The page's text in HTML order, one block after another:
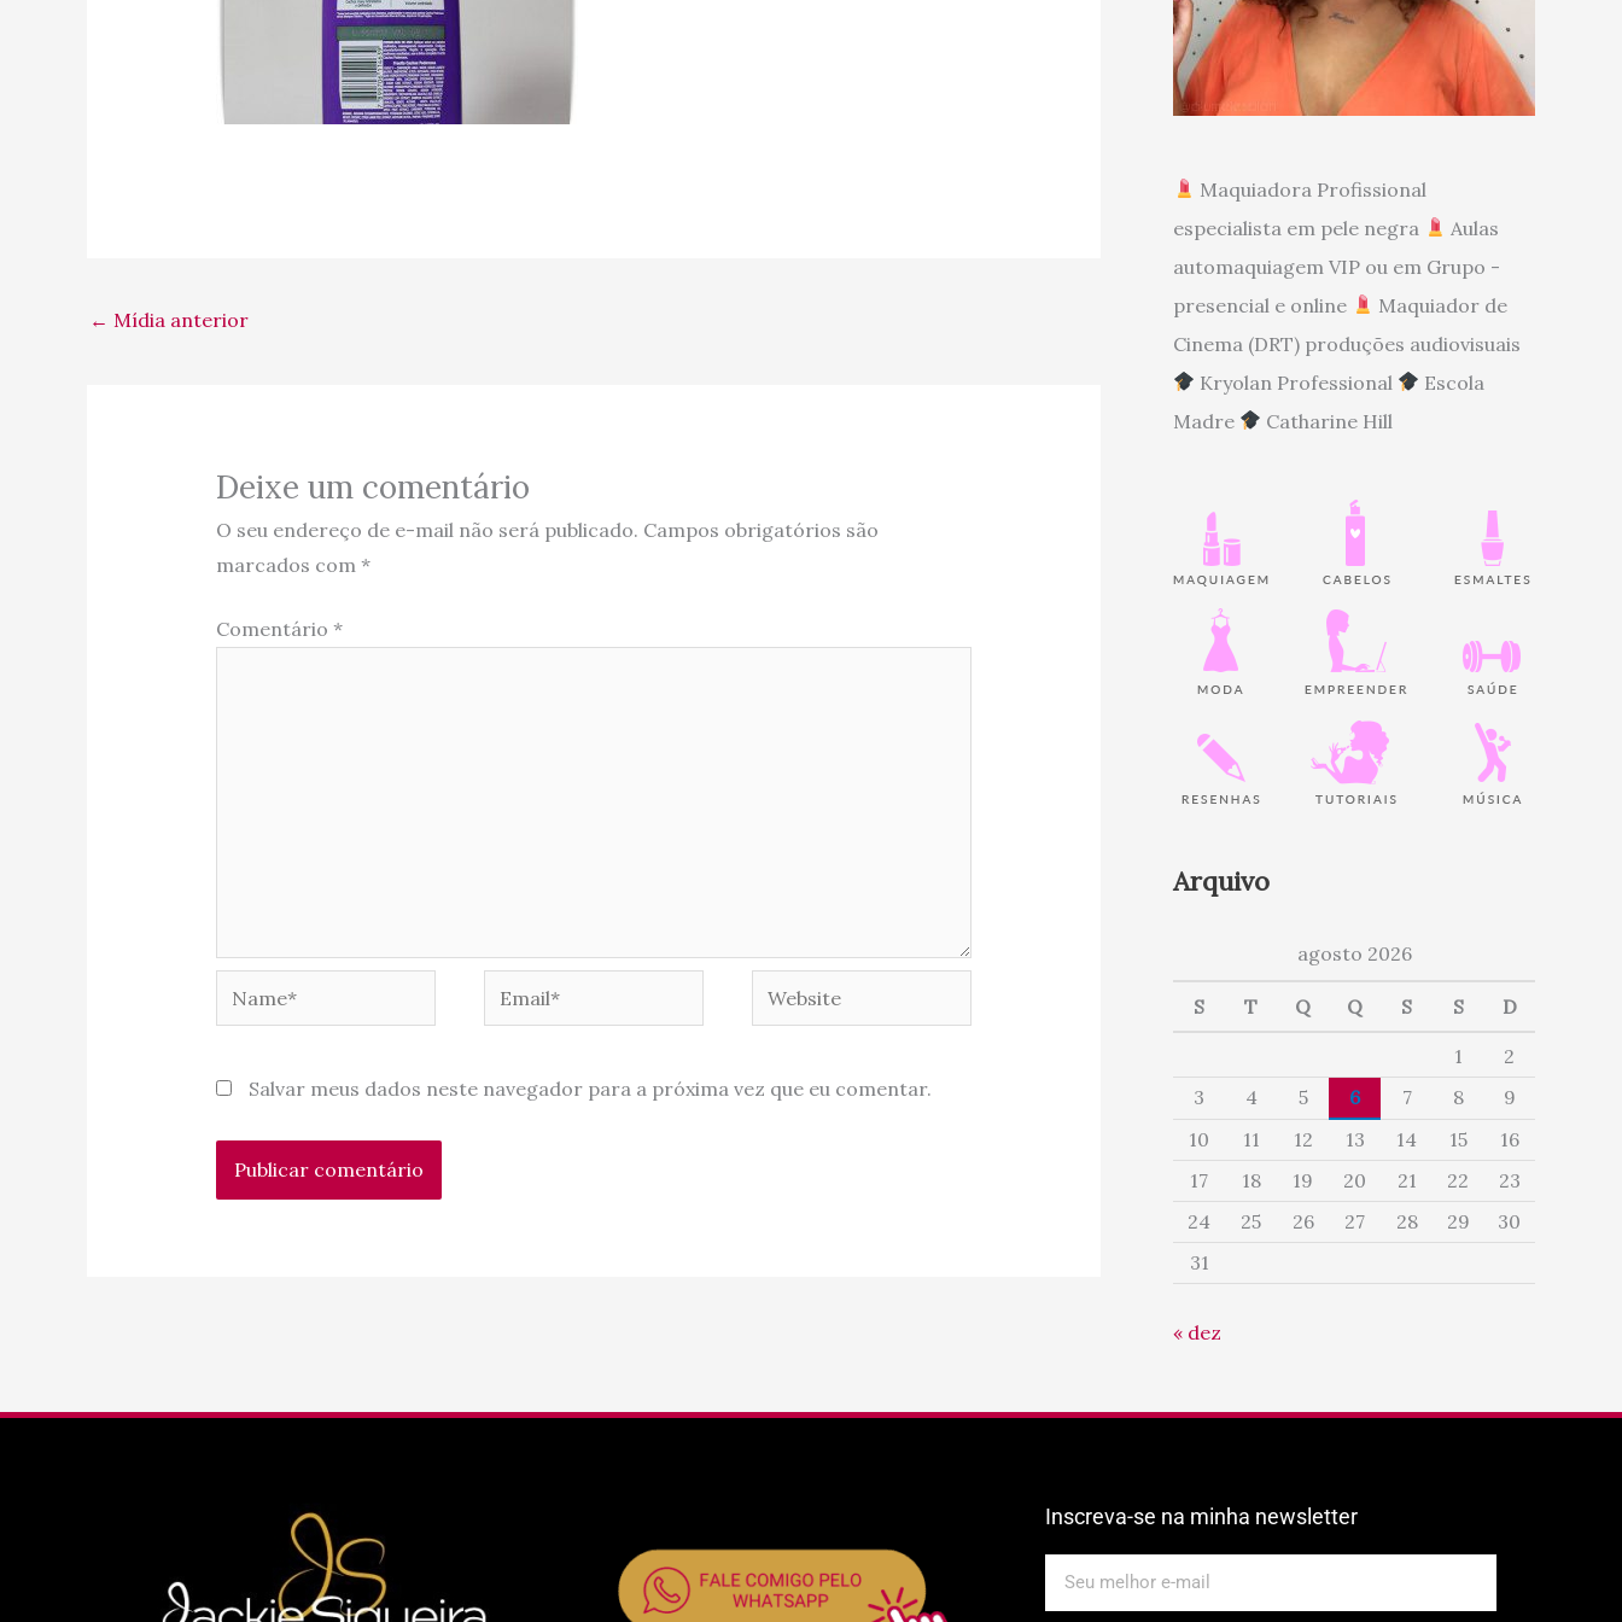
← Mídia anterior
Deixe um comentário
O seu endereço de e-mail não será publicado. Campos obrigatórios são
marcados com *
Comentário *
Website
Salvar meus dados neste navegador para a próxima vez que eu comentar.
Maquiadora Profissional
especialista em pele negra
Aulas
automaquiagem VIP ou em Grupo -
presencial e online
Maquiador de
Cinema (DRT) produções audiovisuais
Kryolan Professional
Escola
Madre
Catharine Hill
Arquivo
agosto 2026
S T Q Q S S D
1
2
3
4 5 6 7 8
9
10
11 12 13 14 15
16
17
18 19 20 21 22
23
24
25 26 27 28 29
30
31
« dez
Inscreva-se na minha newsletter